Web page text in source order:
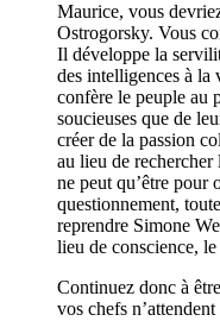
Maurice, vous
Ostrogorsky. Vous
Il développe la
des intelligences à
confère le peuple au
soucieuses que de
créer de la passion
au lieu de
ne peut qu’être pour
questionnement,
reprendre Simone
lieu de conscience,
Continuez donc à
vos chefs